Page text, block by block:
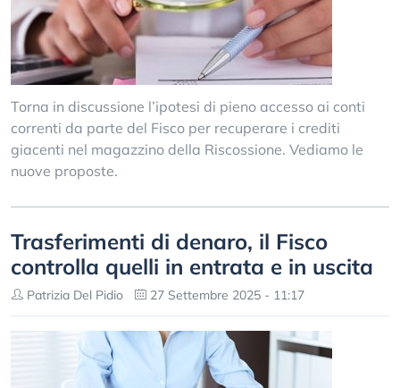
Torna in discussione l’ipotesi di pieno accesso ai conti
correnti da parte del Fisco per recuperare i crediti
giacenti nel magazzino della Riscossione. Vediamo le
nuove proposte.
Trasferimenti di denaro, il Fisco
controlla quelli in entrata e in uscita
Patrizia Del Pidio 27 Settembre 2025 - 11:17